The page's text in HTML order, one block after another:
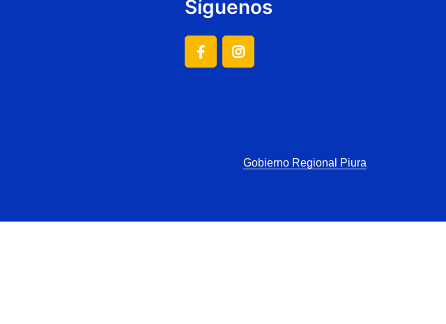
Síguenos
Gobierno Regional Piura